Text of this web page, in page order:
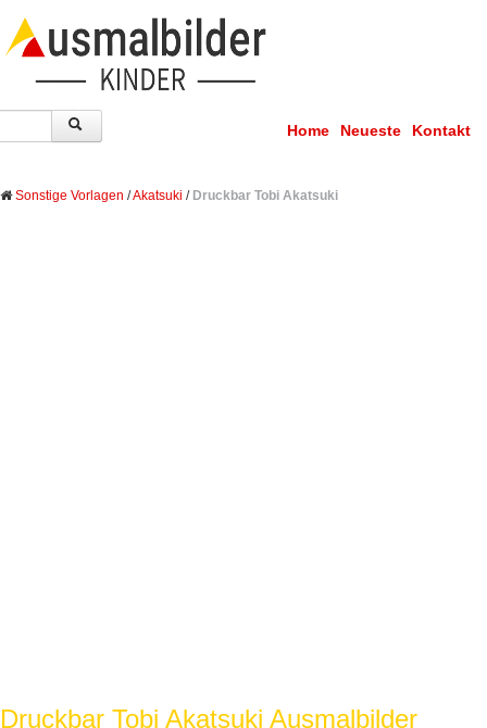
Home Neueste Kontakt
Sonstige Vorlagen /Akatsuki / Druckbar Tobi Akatsuki
Druckbar Tobi Akatsuki Ausmalbilder